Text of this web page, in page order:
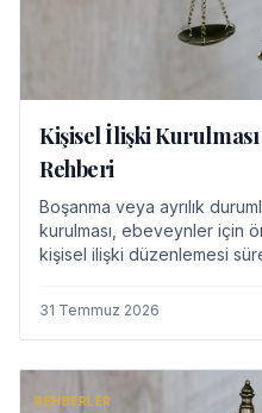
Kişisel İlişki
Rehberi
Boşanma veya ayrılık
kurulması, ebeveynler için
kişisel ilişki düzenlemesi
31 Temmuz 2026
REHBERLER